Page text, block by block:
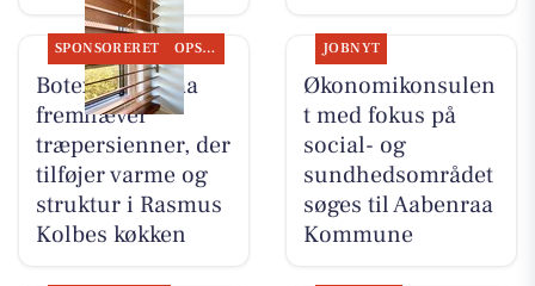
SPONSORERET OPSLAGSTAVLEN
Botex Aabenraa
fremhæver
træpersienner, der
tilføjer varme og
struktur i Rasmus
Kolbes køkken
JOBNYT
Økonomikonsulen
t med fokus på
social- og
sundhedsområdet
søges til Aabenraa
Kommune